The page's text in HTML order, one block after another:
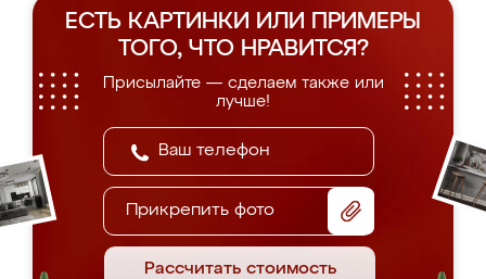
ЕСТЬ КАРТИНКИ ИЛИ ПРИМЕРЫ
ТОГО, ЧТО НРАВИТСЯ?
Присылайте — сделаем также или
лучше!
Прикрепить фото
Рассчитать стоимость